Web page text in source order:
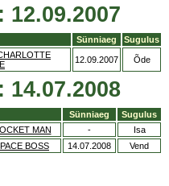
Sünniaeg
Sugulus
12.09.2007 Õde
Sünniaeg
Sugulus
MAN -
Isa
BOSS 14.07.2008 Vend